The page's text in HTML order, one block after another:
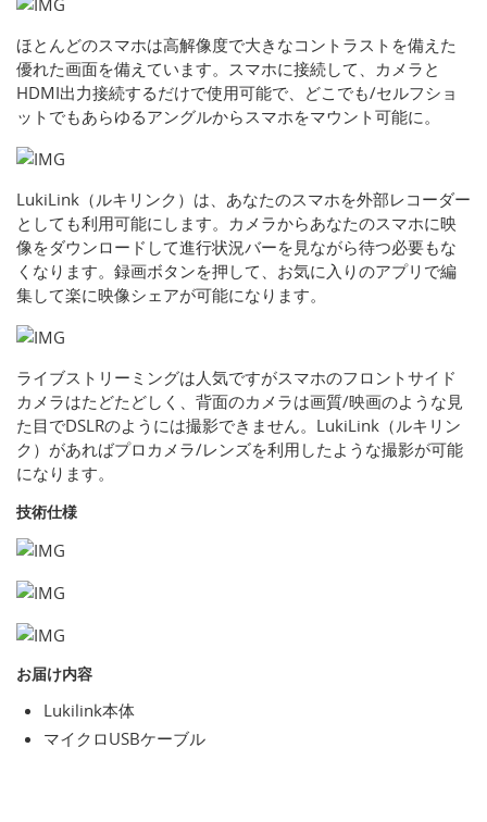
ほとんどのスマホは高解像度で大きなコントラストを備えた
優れた画面を備えています。スマホに接続して、カメラと
HDMI出力接続するだけで使用可能で、どこでも/セルフショ
ットでもあらゆるアングルからスマホをマウント可能に。
LukiLink（ルキリンク）は、あなたのスマホを外部レコーダー
としても利用可能にします。カメラからあなたのスマホに映
像をダウンロードして進行状況バーを見ながら待つ必要もな
くなります。録画ボタンを押して、お気に入りのアプリで編
集して楽に映像シェアが可能になります。
ライブストリーミングは人気ですがスマホのフロントサイド
カメラはたどたどしく、背面のカメラは画質/映画のような見
た目でDSLRのようには撮影できません。LukiLink（ルキリン
ク）があればプロカメラ/レンズを利用したような撮影が可能
になります。
技術仕様
お届け内容
Lukilink本体
マイクロUSBケーブル